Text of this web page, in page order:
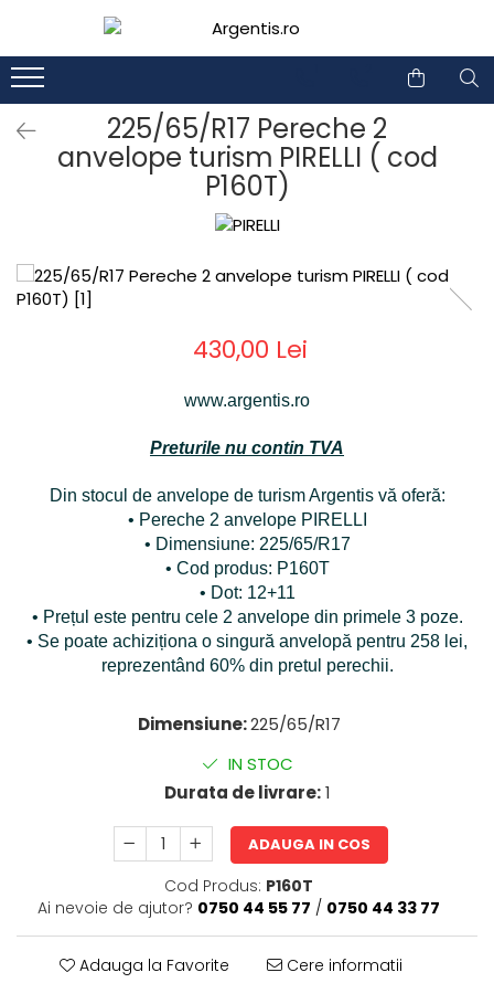
225/65/R17 Pereche 2
anvelope turism PIRELLI ( cod
P160T)
430,00 Lei
www.argentis.ro
Preturile nu contin TVA
Din stocul de anvelope de turism Argentis vă oferă:
• Pereche 2 anvelope PIRELLI
• Dimensiune: 225/65/R17
• Cod produs: P160T
• Dot: 12+11
• Prețul este pentru cele 2 anvelope din primele 3 poze.
• Se poate achiziționa o singură anvelopă pentru 258 lei,
reprezentând 60% din pretul perechii.
Dimensiune:225/65/R17
IN STOC
Durata de livrare:1
ADAUGA IN COS
Cod Produs: P160T
Ai nevoie de ajutor? 0750 44 55 77 / 0750 44 33 77
Adauga la Favorite Cere informatii